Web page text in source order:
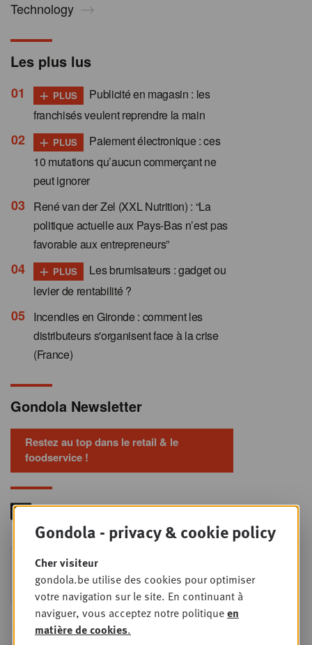
Technology
Les plus lus
+ PLUS
Publicité en magasin : les
franchisés veulent reprendre la main
+ PLUS
Paiement électronique : ces
10 mutations qu’aucun commerçant ne
peut ignorer
René van der Zel (XXL Nutrition) : “La
politique actuelle aux Pays-Bas n’est pas
favorable aux entrepreneurs”
+ PLUS
Les brumisateurs : gadget ou
levier de rentabilité ?
Incendies en Gironde : comment les
distributeurs s'organisent face à la crise
(France)
Gondola Newsletter
Restez au top dans le retail & le
foodservice !
MER
9
SEPT
Foodservice - Joint
business planning
Intro to Negotiation: Succes aan de
onderhandelingstafel is geen toeval!
Gondola - privacy & cookie policy
Cher visiteur
gondola.be utilise des cookies pour optimiser
votre navigation sur le site. En continuant à
naviguer, vous acceptez notre politiqueen
matière de cookies.